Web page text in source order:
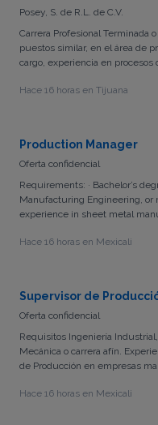
Posey, S. de R.L. de C.V.
Carrera Profesional Terminada
puestos similar, en el área de
cargo, experiencia en
Médicos. Habilidad en manejo
Hace 16 horas en Tijuana
Production Manager
Oferta confidencial
Requirements: · Bachelor’s
Manufacturing Engineering, or
experience in sheet metal
· Strong understanding of
Hace 16 horas en Mexicali
Supervisor de
Oferta confidencial
Requisitos Ingeniería
Mecánica o carrera afín.
de Producción en empresas
de Microsoft Office. Inglés
Hace 16 horas en Mexicali